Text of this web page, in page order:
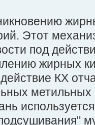
Этот
под
жирных
КХ
метильных